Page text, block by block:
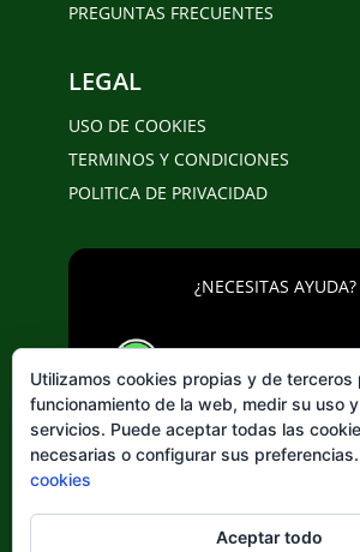
PREGUNTAS FRECUENTES
LEGAL
USO DE COOKIES
TERMINOS Y CONDICIONES
POLITICA DE PRIVACIDAD
¿NECESITAS AYUDA?
Elegir
Utilizamos cookies propias y de terceros
funcionamiento de la web, medir su uso
servicios. Puede aceptar todas las
necesarias o configurar sus preferencias.
cookies
Aceptar todo